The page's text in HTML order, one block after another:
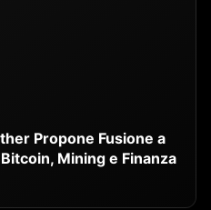
Propone Fusione a
Mining e Finanza